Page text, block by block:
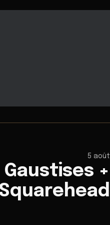
5 août
Gaustises +